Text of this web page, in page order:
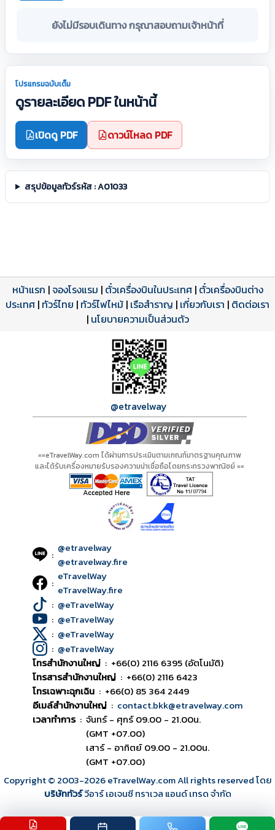
ยังไม่มีรอบเดินทาง กรุณาสอบถามเจ้าหน้าที่
โปรแกรมฉบับเต็ม
ดูรายละเอียด PDF ในหน้านี้
เปิดดู PDF ดาวน์โหลด PDF
สรุปข้อมูลทัวร์รหัส : A01033
โปรแกรมทัวร์
ดาวน์โหลด PDF
รีวิวลูกค้าจริง
รีวิวจาก eTravelWay
เปิดหน้าเต็ม
ใบอนุญาตนำเที่ยว
เลขที่ 11/11450
เปิดหน้าเต็ม
หน้าแรก |จองโรงแรม | ตั๋วเครื่องบินในประเทศ| ตั๋วเครื่องบินต่าง
ประเทศ | ทัวร์ไทย | ทัวร์ไฟไหม้ | เรือสำราญ | เกี่ยวกับเรา | ติดต่อเรา
| นโยบายความเป็นส่วนตัว
@etravelway
==eTravelWay.com ได้ผ่านการประเมินตามเกณฑ์มาตรฐานคุณภาพ
และได้รับเครื่องหมายรับรองความน่าเชื่อถือโดยกระทรวงพาณิชย์ ==
: @etravelway
@etravelway.fire
: eTravelWay
eTravelWay.fire
: @eTravelWay
: @eTravelWay
: @eTravelWay
: @eTravelWay
โทรสำนักงานใหญ่ : +66(0) 2116 6395 (อัตโนมัติ)
โทรสารสำนักงานใหญ่ : +66(0) 2116 6423
โทรเฉพาะฉุกเฉิน : +66(0) 85 364 2449
อีเมล์สำนักงานใหญ่ : contact.bkk@etravelway.com
เวลาทำการ : จันทร์ - ศุกร์ 09.00 - 21.00น.
(GMT +07.00)
เสาร์ - อาทิตย์ 09.00 - 21.00น.
(GMT +07.00)
Copyright © 2003-2026eTravelWay.com All rights reserved โดย
บริษัททัวร์วีอาร์ เอเจนซี ทราเวล แอนด์ เทรด จำกัด